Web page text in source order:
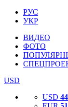
РУС
УКР
ВИДЕО
ФОТО
USD
USD